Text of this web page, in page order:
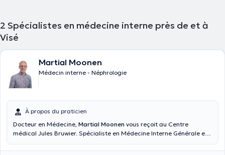
2 Spécialistes en médecine interne près de et à
Visé
Martial Moonen
Médecin interne - Néphrologie
À propos du praticien
Docteur en Médecine, Martial Moonen vous reçoit au Centre
médical Jules Bruwier. Spécialiste en Médecine Interne Générale et